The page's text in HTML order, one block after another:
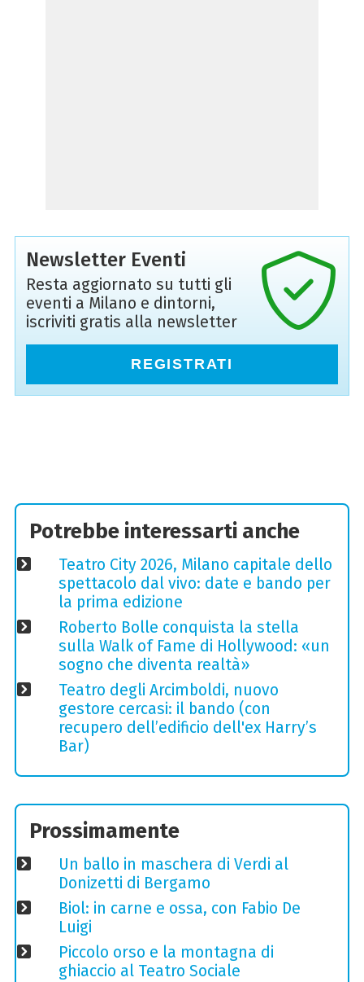
Newsletter Eventi
Resta aggiornato su tutti gli
eventi a Milano e dintorni,
iscriviti gratis alla newsletter
REGISTRATI
Potrebbe interessarti anche
Teatro City 2026, Milano capitale dello
spettacolo dal vivo: date e bando per
la prima edizione
Roberto Bolle conquista la stella
sulla Walk of Fame di Hollywood: «un
sogno che diventa realtà»
Teatro degli Arcimboldi, nuovo
gestore cercasi: il bando (con
recupero dell’edificio dell'ex Harry’s
Bar)
Prossimamente
Un ballo in maschera di Verdi al
Donizetti di Bergamo
Biol: in carne e ossa, con Fabio De
Luigi
Piccolo orso e la montagna di
ghiaccio al Teatro Sociale